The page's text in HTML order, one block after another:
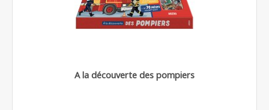
A la découverte des pompiers